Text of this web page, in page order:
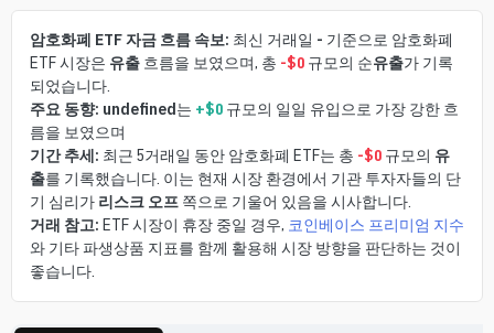
암호화폐 ETF 자금 흐름 속보: 최신 거래일 - 기준으로 암호화폐
ETF 시장은 유출 흐름을 보였으며, 총 -$0 규모의 순유출가 기록
되었습니다.
주요 동향: undefined는 +$0 규모의 일일 유입으로 가장 강한 흐
름을 보였으며
기간 추세: 최근 5거래일 동안 암호화폐 ETF는 총 -$0 규모의 유
출를 기록했습니다. 이는 현재 시장 환경에서 기관 투자자들의 단
기 심리가 리스크 오프 쪽으로 기울어 있음을 시사합니다.
거래 참고: ETF 시장이 휴장 중일 경우, 코인베이스 프리미엄 지수
와 기타 파생상품 지표를 함께 활용해 시장 방향을 판단하는 것이
좋습니다.